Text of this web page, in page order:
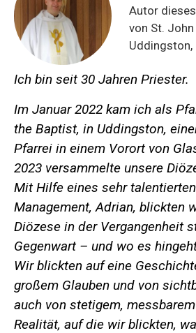
Autor
von St.
Ich bin seit 30 Jahren Priester.
Im Januar 2022 kam ich als
the Baptist, in Uddingston,
Pfarrei in einem Vorort von
2023 versammelte unsere
Mit Hilfe eines sehr
Management, Adrian, blickten
Diözese in der Vergangenheit
Gegenwart – und wo es
Wir blickten auf eine
großem Glauben und von
auch von stetigem,
Realität, auf die wir blickten,